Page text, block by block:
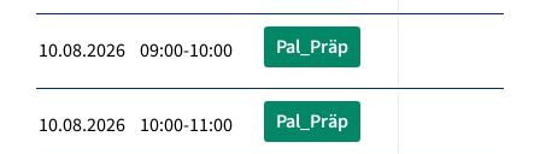
10.08.2026 09:00-10:00 Pal_Präp
10.08.2026 10:00-11:00 Pal_Präp